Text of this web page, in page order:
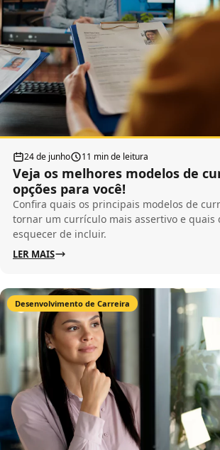
24 de junho 11 min de leitura
Veja os melhores modelos de
opções para você!
Confira quais os principais modelos de
tornar um currículo mais assertivo e quais
esquecer de incluir.
LER MAIS
Desenvolvimento de Carreira